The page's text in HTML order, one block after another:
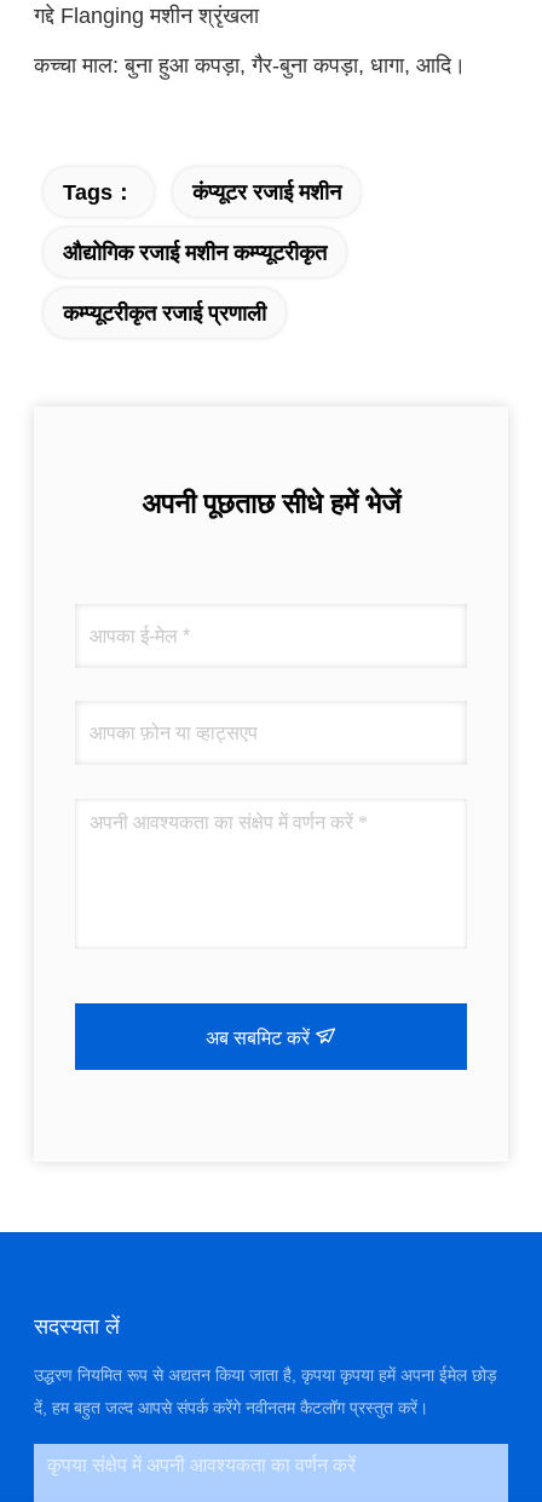
गद्दे Flanging मशीन श्रृंखला
कच्चा माल: बुना हुआ कपड़ा, गैर-बुना कपड़ा, धागा, आदि।
Tags： कंप्यूटर रजाई मशीन
औद्योगिक रजाई मशीन कम्प्यूटरीकृत
कम्प्यूटरीकृत रजाई प्रणाली
अपनी पूछताछ सीधे हमें भेजें
अब सबमिट करें
सदस्यता लें
उद्धरण नियमित रूप से अद्यतन किया जाता है, कृपया कृपया हमें अपना ईमेल छोड़
दें, हम बहुत जल्द आपसे संपर्क करेंगे नवीनतम कैटलॉग प्रस्तुत करें।